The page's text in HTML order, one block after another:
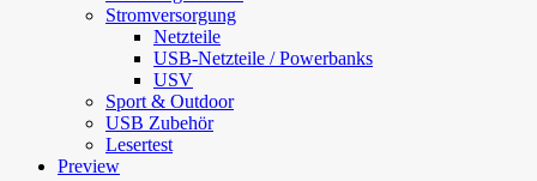
Stromversorgung
Netzteile
USB-Netzteile / Powerbanks
USV
Sport & Outdoor
USB Zubehör
Lesertest
Preview